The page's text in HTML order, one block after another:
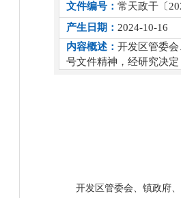
文件编号： 常天政干〔
产生日期： 2024-10-16
内容概述： 开发区管委
号文件精神，经研究决定
开发区管委会、镇政府